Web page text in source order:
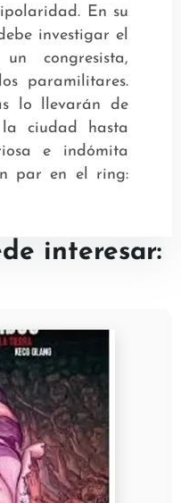
En su
investigar el
congresista,
paramilitares.
lo llevarán de
ciudad hasta
e indómita
par en el ring:
interesar: